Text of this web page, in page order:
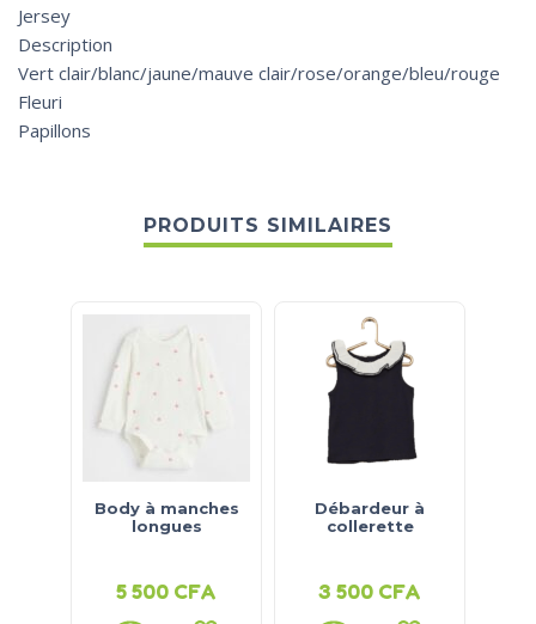
Jersey
Description
Vert clair/blanc/jaune/mauve clair/rose/orange/bleu/rouge
Fleuri
Papillons
PRODUITS SIMILAIRES
Body à manches
longues
5 500 CFA
Débardeur à
collerette
3 500 CFA